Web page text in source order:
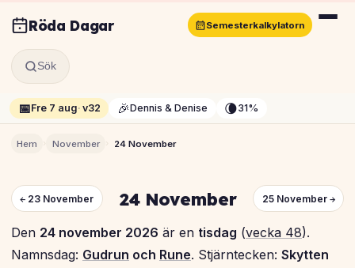
Röda Dagar Semesterkalkylatorn
Sök
📅Fre 7 aug· v32 🎉Dennis & Denise 🌘31%
Hem November 24 November
← 23 November 24 November 25 November →
Den 24 november 2026 är en tisdag (vecka 48).
Namnsdag: Gudrun och Rune. Stjärntecken: Skytten